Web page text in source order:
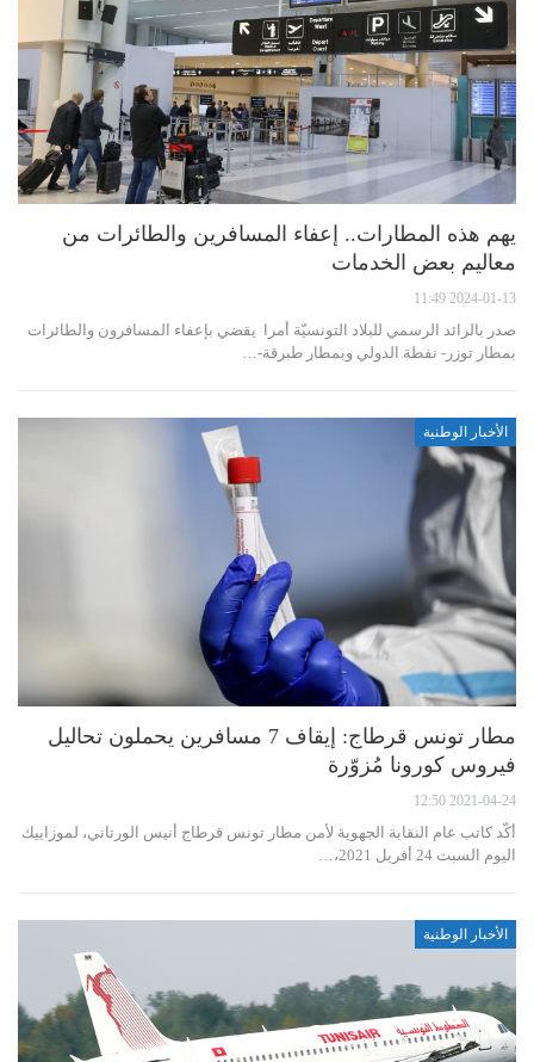
يهم هذه المطارات.. إعفاء المسافرين والطائرات من
معاليم بعض الخدمات
2024-01-13 11:49
صدر بالرائد الرسمي للبلاد التونسيّة أمرا يقضي بإعفاء المسافرون والطائرات
بمطار توزر- نفطة الدولي وبمطار طبرقة-…
الأخبار الوطنية
مطار تونس قرطاج: إيقاف 7 مسافرين يحملون تحاليل
فيروس كورونا مُزوّرة
2021-04-24 12:50
أكّد كاتب عام النقابة الجهوية لأمن مطار تونس قرطاج أنيس الورتاني، لموزاييك
اليوم السبت 24 أفريل 2021،…
الأخبار الوطنية